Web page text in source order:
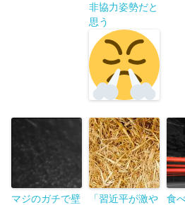
非協力姿勢だと
思う
マジのガチで壁
「習近平が激や
食